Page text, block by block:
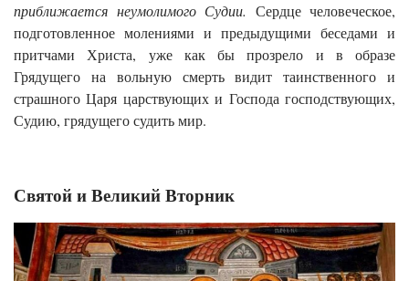
приближается неумолимого Судии. Сердце человеческое,
подготовленное молениями и предыдущими беседами и
притчами Христа, уже как бы прозрело и в образе
Грядущего на вольную смерть видит таинственного и
страшного Царя царствующих и Господа господствующих,
Судию, грядущего судить мир.
Святой и Великий Вторник